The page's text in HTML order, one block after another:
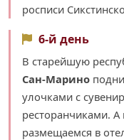
росписи
6-й день
В старейшую
Сан-Марино
улочками с
ресторанчиками.
размещаемся в